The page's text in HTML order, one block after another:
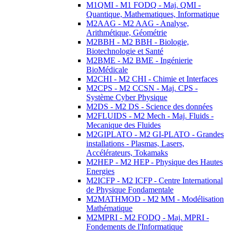
M1QMI - M1 FODQ - Maj. QMI -
Quantique, Mathematiques, Informatique
M2AAG - M2 AAG - Analyse,
Arithmétique, Géométrie
M2BBH - M2 BBH - Biologie,
Biotechnologie et Santé
M2BME - M2 BME - Ingénierie
BioMédicale
M2CHI - M2 CHI - Chimie et Interfaces
M2CPS - M2 CCSN - Maj. CPS -
Système Cyber Physique
M2DS - M2 DS - Science des données
M2FLUIDS - M2 Mech - Maj. Fluids -
Mecanique des Fluides
M2GIPLATO - M2 GI-PLATO - Grandes
installations - Plasmas, Lasers,
Accélérateurs, Tokamaks
M2HEP - M2 HEP - Physique des Hautes
Energies
M2ICFP - M2 ICFP - Centre International
de Physique Fondamentale
M2MATHMOD - M2 MM - Modélisation
Mathématique
M2MPRI - M2 FODQ - Maj. MPRI -
Fondements de l'Informatique